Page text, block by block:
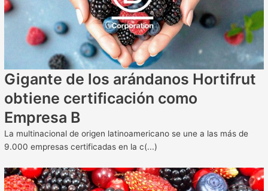
Gigante de los arándanos Hortifrut
obtiene certificación como
Empresa B
La multinacional de origen latinoamericano se une a las más de
9.000 empresas certificadas en la c(...)